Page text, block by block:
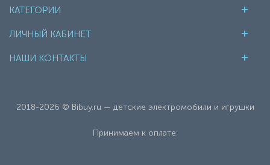
КАТЕГОРИИ
ЛИЧНЫЙ КАБИНЕТ
НАШИ КОНТАКТЫ
2018-2026 © Bibuy.ru — детские электромобили и игрушки
Принимаем к оплате: